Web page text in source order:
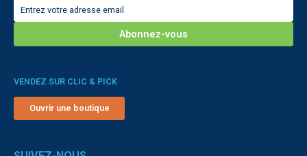
VENDEZ SUR CLIC & PICK
Ouvrir une boutique